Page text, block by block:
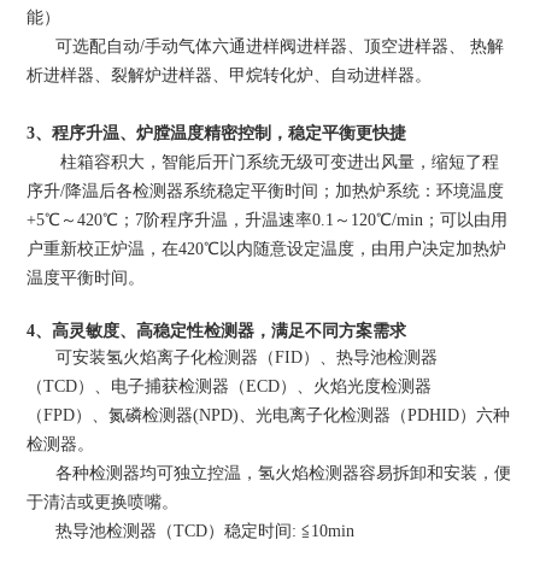
能）
可选配自动/手动气体六通进样阀进样器、顶空进样器、 热解
析进样器、裂解炉进样器、甲烷转化炉、自动进样器。
3、程序升温、炉膛温度精密控制，稳定平衡更快捷
柱箱容积大，智能后开门系统无级可变进出风量，缩短了程
序升/降温后各检测器系统稳定平衡时间；加热炉系统：环境温度
+5℃～420℃；7阶程序升温，升温速率0.1～120℃/min；可以由用
户重新校正炉温，在420℃以内随意设定温度，由用户决定加热炉
温度平衡时间。
4、高灵敏度、高稳定性检测器，满足不同方案需求
可安装氢火焰离子化检测器（FID）、热导池检测器
（TCD）、电子捕获检测器（ECD）、火焰光度检测器
（FPD）、氮磷检测器(NPD)、光电离子化检测器（PDHID）六种
检测器。
各种检测器均可独立控温，氢火焰检测器容易拆卸和安装，便
于清洁或更换喷嘴。
热导池检测器（TCD）稳定时间: ≦10min